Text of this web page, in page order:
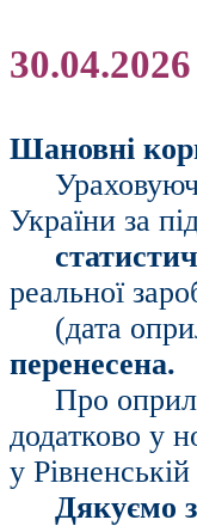
30.04.2026
Шановні
України за
реальної
(дата
перенесена.
Про
додатково у
у Рівненській
Дякуємо